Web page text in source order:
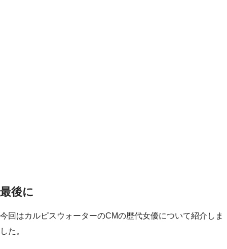
最後に
今回はカルピスウォーターのCMの歴代女優について紹介しま
した。